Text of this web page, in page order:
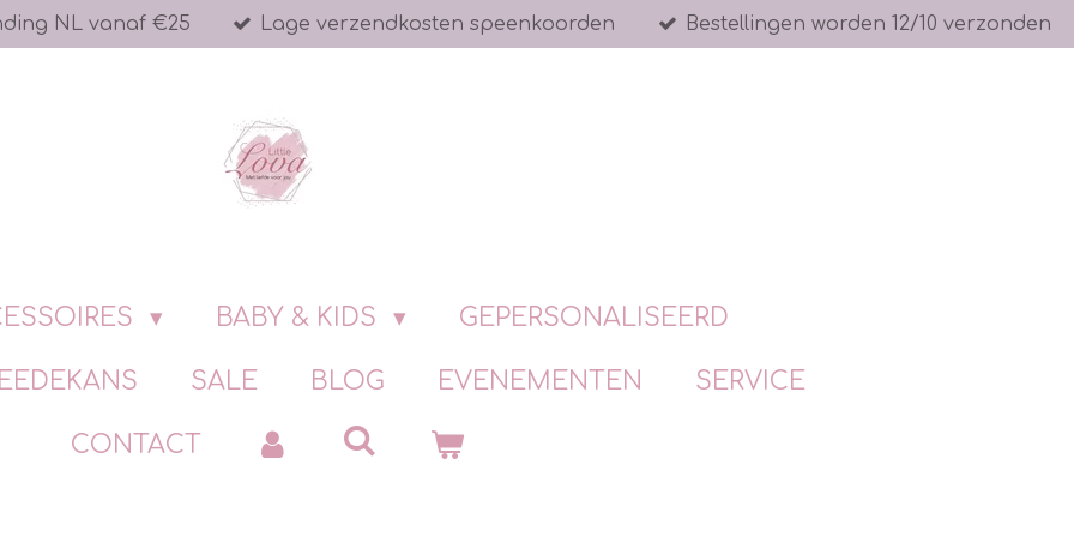
NL vanaf €25 Lage verzendkosten speenkoorden Bestellingen worden 12/10 verzonden
BABY & KIDS GEPERSONALISEERD
SALE BLOG EVENEMENTEN SERVICE
CONTACT